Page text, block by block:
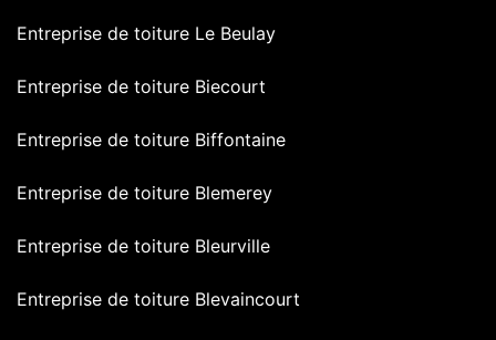
Entreprise de toiture Le Beulay
Entreprise de toiture Biecourt
Entreprise de toiture Biffontaine
Entreprise de toiture Blemerey
Entreprise de toiture Bleurville
Entreprise de toiture Blevaincourt